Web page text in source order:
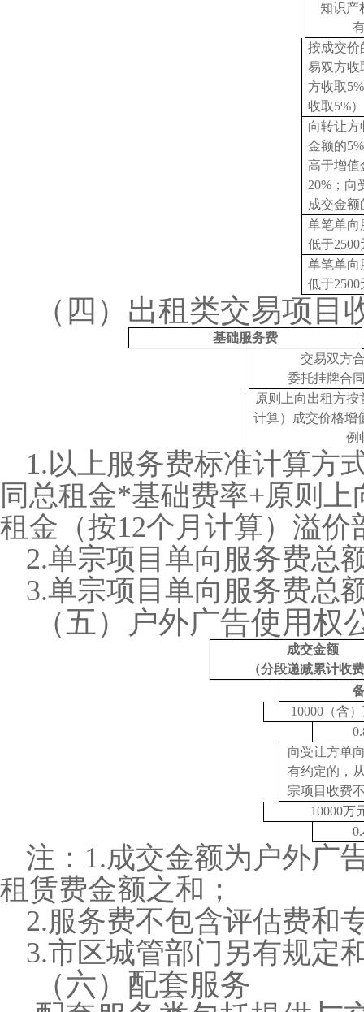
知识产
按成交价
易双方收
方收取
收取5%）
向转让方
金额的
高于增值
20%；向
成交金额
单笔单向
低于
单笔单向
低于
（四）出租类交易项目
基础服务费
交易双方
委托挂牌合
原则上向出租方按
计算）成交价格增
例
1.以上服务费标准计算方
同总租金*基础费率+原则
租金（按12个月计算）溢
2.单宗项目单向服务费总
3.单宗项目单向服务费总
（五）户外广告使用
成交金额
（分段递减累计收
10000（含
向受让方单
有约定的，
宗项目收费
10000万
注： 1.成交金额为户外广
租赁费金额之和；
2.服务费不包含评估费和
3.市区城管部门另有规定
（六）配套服务